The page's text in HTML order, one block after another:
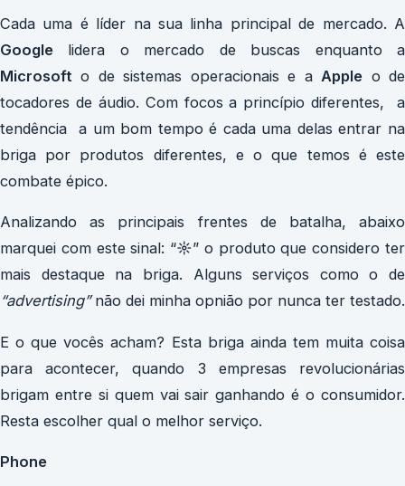
Cada uma é líder na sua linha principal de mercado. A
Google lidera o mercado de buscas enquanto a
Microsoft o de sistemas operacionais e a Apple o de
tocadores de áudio. Com focos a princípio diferentes, a
tendência a um bom tempo é cada uma delas entrar na
briga por produtos diferentes, e o que temos é este
combate épico.
Analizando as principais frentes de batalha, abaixo
marquei com este sinal: “☼” o produto que considero ter
mais destaque na briga. Alguns serviços como o de
“advertising”não dei minha opnião por nunca ter testado.
E o que vocês acham? Esta briga ainda tem muita coisa
para acontecer, quando 3 empresas revolucionárias
brigam entre si quem vai sair ganhando é o consumidor.
Resta escolher qual o melhor serviço.
Phone